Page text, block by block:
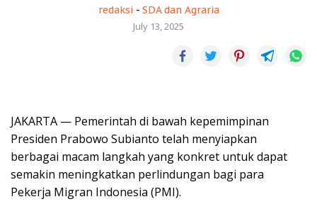
redaksi - SDA dan Agraria
July 13, 2025
JAKARTA — Pemerintah di bawah kepemimpinan
Presiden Prabowo Subianto telah menyiapkan
berbagai macam langkah yang konkret untuk dapat
semakin meningkatkan perlindungan bagi para
Pekerja Migran Indonesia (PMI).